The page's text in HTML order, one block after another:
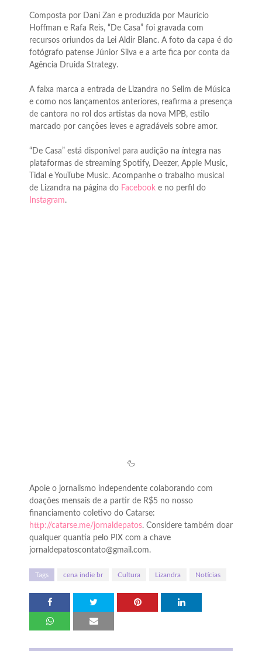
Composta por Dani Zan e produzida por Maurício
Hoffman e Rafa Reis, “De Casa” foi gravada com
recursos oriundos da Lei Aldir Blanc. A foto da capa é do
fotógrafo patense Júnior Silva e a arte fica por conta da
Agência Druida Strategy.
A faixa marca a entrada de Lizandra no Selim de Música
e como nos lançamentos anteriores, reafirma a presença
de cantora no rol dos artistas da nova MPB, estilo
marcado por canções leves e agradáveis sobre amor.
“De Casa” está disponível para audição na íntegra nas
plataformas de streaming Spotify, Deezer, Apple Music,
Tidal e YouTube Music. Acompanhe o trabalho musical
de Lizandra na página do Facebook e no perfil do
Instagram.
🦆
Apoie o jornalismo independente colaborando com
doações mensais de a partir de R$5 no nosso
financiamento coletivo do Catarse:
http://catarse.me/jornaldepatos. Considere também doar
qualquer quantia pelo PIX com a chave
jornaldepatoscontato@gmail.com.
Tags cena indie br Cultura Lizandra Notícias